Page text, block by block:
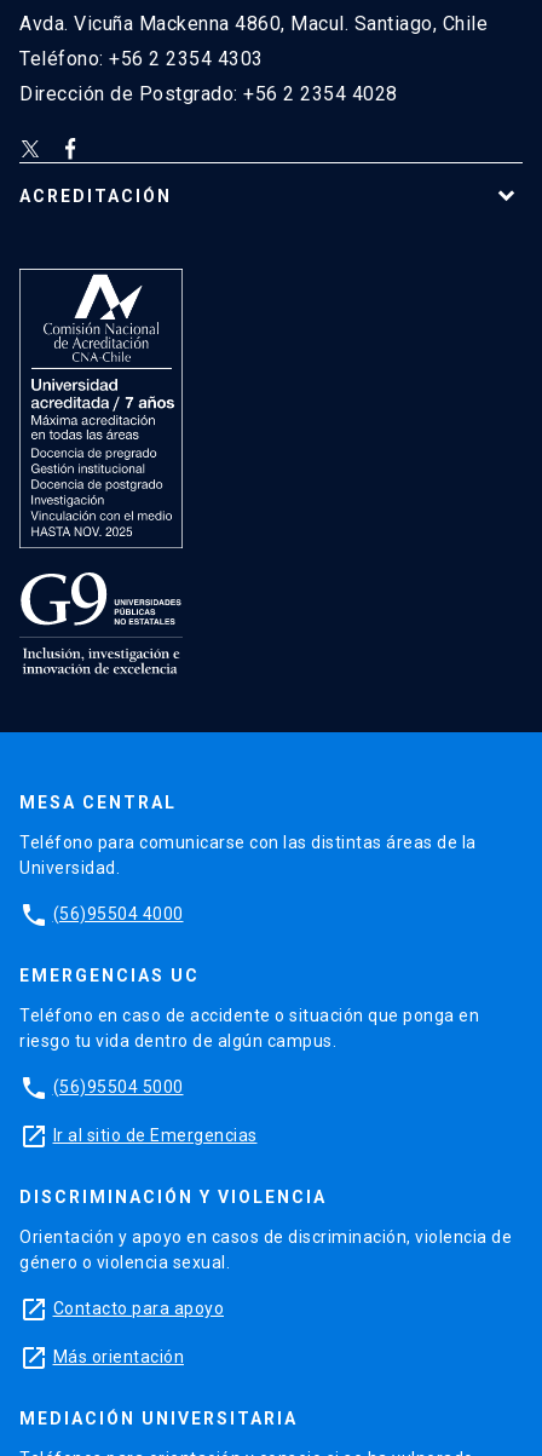
Avda. Vicuña Mackenna 4860, Macul. Santiago, Chile
Teléfono: +56 2 2354 4303
Dirección de Postgrado: +56 2 2354 4028
ACREDITACIÓN
MESA CENTRAL
Teléfono para comunicarse con las distintas áreas de la
Universidad.
phone (56)95504 4000
EMERGENCIAS UC
Teléfono en caso de accidente o situación que ponga en
riesgo tu vida dentro de algún campus.
phone (56)95504 5000
launch Ir al sitio de Emergencias
DISCRIMINACIÓN Y VIOLENCIA
Orientación y apoyo en casos de discriminación, violencia de
género o violencia sexual.
launch Contacto para apoyo
launch Más orientación
MEDIACIÓN UNIVERSITARIA